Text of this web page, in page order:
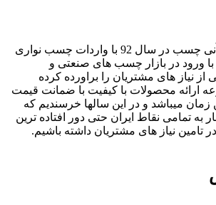
شروع کار فروشگاه آنی چسب در سال 92 با واردات چسب نواری
پهن بوده و از سال 94 با ورود در بازار چسب های صنعتی و
نیاز های مشتریان را براورده کرده
ارائه محصولات با کیفیت با ضمانت قیمت
میباشد و در این سالها خرسندیم که
به تمامی نقاط ایران حتی دور افتاده ترین
نیاز های مشتریان داشته باشیم.